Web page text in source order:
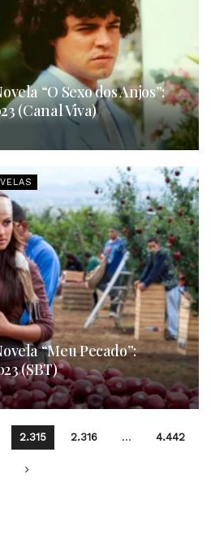
“O Sexo dos Anjos”:
(Canal Viva)
“Meu Pecado”:
(SBT)
2.315 2.316 … 4.442